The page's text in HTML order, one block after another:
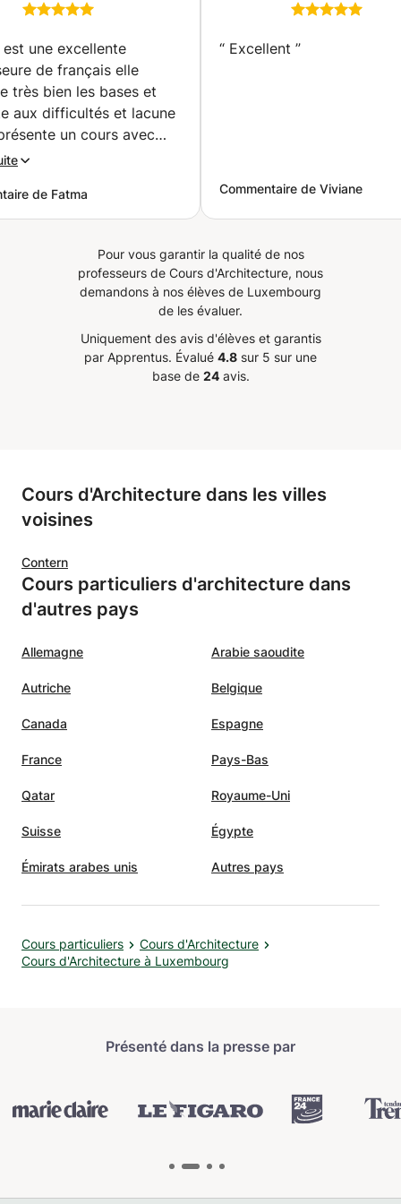
expressions écrites
et aide à la rédaction
(+à distance en ligne )
(Bou Attouche)
est une excellente
de français elle
très bien les bases et
aux difficultés et lacune
un cours avec
le meilleur des cours
pour ce moment
est nécessaire dans ma
de Fatma
perspective
le plaisir de
“ Excellent ”
Commentaire de Viviane
Pour vous garantir la qualité de nos
professeurs de Cours d'Architecture, nous
demandons à nos élèves de Luxembourg
de les évaluer.
Uniquement des avis d'élèves et garantis
par Apprentus. Évalué 4.8 sur 5 sur une
base de 24avis.
Cours d'Architecture dans les villes
voisines
Contern
Cours particuliers d'architecture dans
d'autres pays
Allemagne Arabie saoudite
Autriche Belgique
Canada Espagne
France Pays-Bas
Qatar Royaume-Uni
Suisse Égypte
Émirats arabes unis Autres pays
Cours particuliers
Cours d'Architecture
Cours d'Architecture à Luxembourg
Présenté dans la presse par